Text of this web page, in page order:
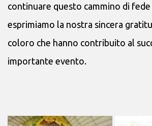
continuare questo cammino di fede
esprimiamo la nostra sincera
coloro che hanno contribuito al
importante evento.